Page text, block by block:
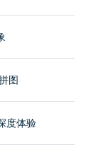
图
度体验